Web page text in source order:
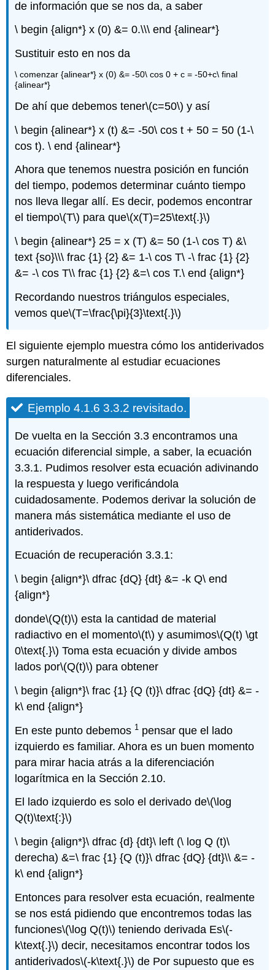
de información que se nos da, a saber
\ begin {align*} x (0) &= 0.\\\ end {alinear*}
Sustituir esto en nos da
\ comenzar {alinear*} x (0) &= -50\ cos 0 + c = -50+c\ final
{alinear*}
De ahí que debemos tener\(c=50\) y así
\ begin {alinear*} x (t) &= -50\ cos t + 50 = 50 (1-\
cos t). \ end {alinear*}
Ahora que tenemos nuestra posición en función
del tiempo, podemos determinar cuánto tiempo
nos lleva llegar allí. Es decir, podemos encontrar
el tiempo\(T\) para que\(x(T)=25\text{.}\)
\ begin {alinear*} 25 = x (T) &= 50 (1-\ cos T) &\
text {so}\\\ frac {1} {2} &= 1-\ cos T\ -\ frac {1} {2}
&= -\ cos T\\ frac {1} {2} &=\ cos T.\ end {align*}
Recordando nuestros triángulos especiales,
vemos que\(T=\frac{\pi}{3}\text{.}\)
El siguiente ejemplo muestra cómo los antiderivados
surgen naturalmente al estudiar ecuaciones
diferenciales.
Ejemplo 4.1.6 3.3.2 revisitado.
De vuelta en la Sección 3.3 encontramos una
ecuación diferencial simple, a saber, la ecuación
3.3.1. Pudimos resolver esta ecuación adivinando
la respuesta y luego verificándola
cuidadosamente. Podemos derivar la solución de
manera más sistemática mediante el uso de
antiderivados.
Ecuación de recuperación 3.3.1:
\ begin {align*}\ dfrac {dQ} {dt} &= -k Q\ end
{align*}
donde\(Q(t)\) esta la cantidad de material
radiactivo en el momento\(t\) y asumimos\(Q(t) \gt
0\text{.}\) Toma esta ecuación y divide ambos
lados por\(Q(t)\) para obtener
\ begin {align*}\ frac {1} {Q (t)}\ dfrac {dQ} {dt} &= -
k\ end {align*}
En este punto debemos 1 pensar que el lado
izquierdo es familiar. Ahora es un buen momento
para mirar hacia atrás a la diferenciación
logarítmica en la Sección 2.10.
El lado izquierdo es solo el derivado de\(\log
Q(t)\text{:}\)
\ begin {align*}\ dfrac {d} {dt}\ left (\ log Q (t)\
derecha) &=\ frac {1} {Q (t)}\ dfrac {dQ} {dt}\\ &= -
k\ end {align*}
Entonces para resolver esta ecuación, realmente
se nos está pidiendo que encontremos todas las
funciones\(\log Q(t)\) teniendo derivada Es\(-
k\text{.}\) decir, necesitamos encontrar todos los
antiderivados\(-k\text{.}\) de Por supuesto que es